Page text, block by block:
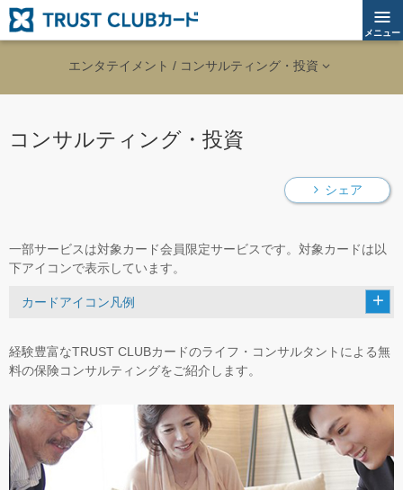
メニュー
エンタテイメント / コンサルティング・投資
コンサルティング・投資
シェア
一部サービスは対象カード会員限定サービスです。対象カードは以
下アイコンで表示しています。
カードアイコン凡例
経験豊富なTRUST CLUBカードのライフ・コンサルタントによる無
料の保険コンサルティングをご紹介します。